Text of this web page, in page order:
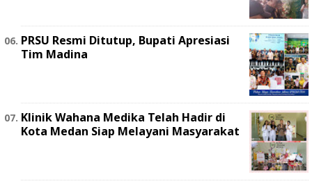
PRSU Resmi Ditutup, Bupati Apresiasi
Tim Madina
Klinik Wahana Medika Telah Hadir di
Kota Medan Siap Melayani Masyarakat